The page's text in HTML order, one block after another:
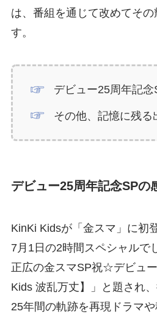
は、番組を通じて改めてそ
す。
デビュー25周年記
その他、記憶に残る
デビュー25周年記念SPの
KinKi Kidsが「金スマ」に初
7月1日の2時間スペシャルで
正広の金スマSP祝☆デビュ
Kids 波乱万丈】」と題され
25年間の軌跡を再現ドラマ